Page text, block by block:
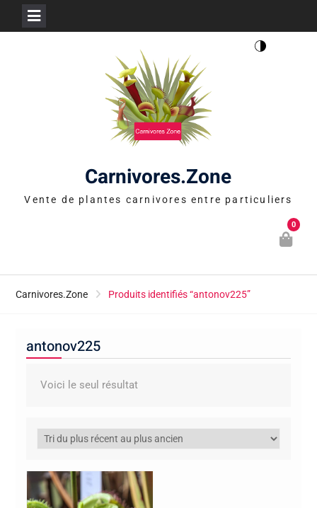
Carnivores.Zone
Vente de plantes carnivores entre particuliers
0
Carnivores.Zone Produits identifiés “antonov225”
antonov225
Voici le seul résultat